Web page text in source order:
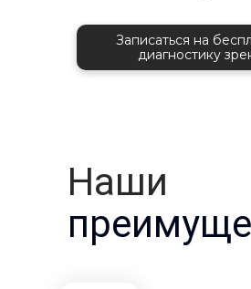
Записаться на
диагностику
Наши